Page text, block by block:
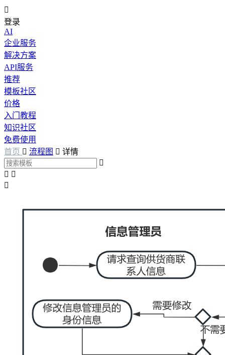

登录
AI
企业服务
解决方案
API服务
推荐
模板社区
价格
入门教程
知识社区
免费使用
首页  流程图  详情

 
